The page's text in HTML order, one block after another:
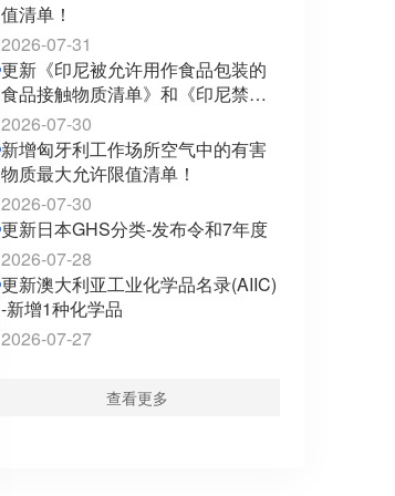
值清单！
2026-07-31
更新《印尼被允许用作食品包装的
食品接触物质清单》和《印尼禁止
用作食品包装的食品接触物质清
单》至2026年最新版！
2026-07-30
新增匈牙利工作场所空气中的有害
物质最大允许限值清单！
2026-07-30
更新日本GHS分类-发布令和7年度
2026-07-28
更新澳大利亚工业化学品名录(AIIC)
-新增1种化学品
2026-07-27
查看更多